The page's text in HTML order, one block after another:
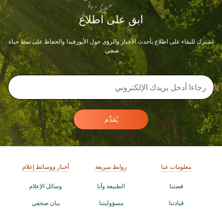
ابق على اطلاع
اشترك للبقاء على اطلاع بأحدث الأخبار والرؤى حول الأيورفيدا والحفاظ على نمط حياة
صحي.
يُقدِّم
معلومات عنا
قصتنا
قيادتنا
روابط سريعة
الطبيعة وأنا
مسؤوليتنا
أخبار ووسائط إعلام
وسائل الإعلام
بيان صحفي